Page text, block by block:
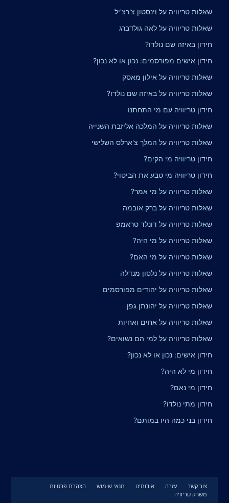
שאלות טריוויה על וינסטון צ'רצ'יל
שאלות טריוויה על לאה גולדברג
חידון באיזה שם נולדו?
חידון אישים מפורסמים: נכון או לא נכון?
שאלות טריוויה על אילון מאסק
שאלות טריוויה על באיזה שם נולדו?
חידון טריוויה עם מי התחתנו
שאלות טריוויה על המלכה אליזבת השנייה
שאלות טריוויה על המלך צ'ארלס השלישי
חידון טריוויה מי הקים?
חידון טריוויה מי טבע את הביטוי?
שאלות טריוויה על מי אמר?
שאלות טריוויה על ברק אובמה
שאלות טריוויה על דונלד טראמפ
שאלות טריוויה על מי היה?
שאלות טריוויה על מי האם?
שאלות טריוויה על נלסון מנדלה
שאלות טריוויה על יהודים מפורסמים
שאלות טריוויה על יהונתן גפן
שאלות טריוויה על אחים ואחיות
שאלות טריוויה על למי הם נשואים?
חידון אישים: נכון או לא נכון?
חידון מי לא היה?
חידון מי נאם?
חידון מתי נולדו?
חידון בני כמה היו במותם?
צור קשר עזרה אודותינו תנאי שימוש
הצהרת פרטיות
משחק טריוויה